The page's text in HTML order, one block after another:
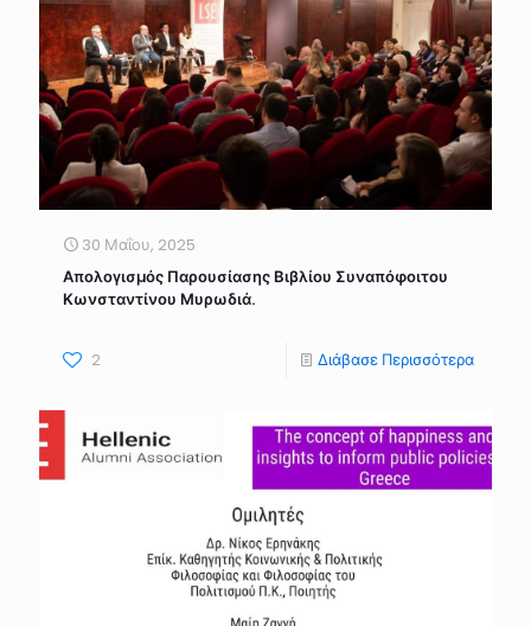
30 Μαΐου, 2025
Απολογισμός Παρουσίασης Βιβλίου Συναπόφοιτου
Κωνσταντίνου Μυρωδιά.
2 Διάβασε Περισσότερα